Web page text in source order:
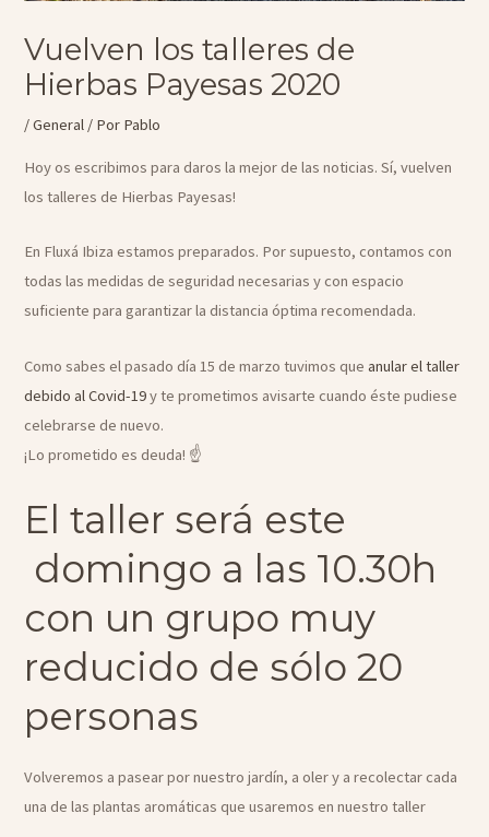
Vuelven los talleres de
Hierbas Payesas 2020
/General / Por Pablo
Hoy os escribimos para daros la mejor de las noticias. Sí, vuelven
los talleres de Hierbas Payesas!
En Fluxá Ibiza estamos preparados. Por supuesto, contamos con
todas las medidas de seguridad necesarias y con espacio
suficiente para garantizar la distancia óptima recomendada.
Como sabes el pasado día 15 de marzo tuvimos queanular el taller
debido al Covid-19y te prometimos avisarte cuando éste pudiese
celebrarse de nuevo.
¡Lo prometido es deuda! ☝
El taller será este
domingo a las 10.30h
con un grupo muy
reducido de sólo 20
personas
Volveremos a pasear por nuestro jardín, a oler y a recolectar cada
una de las plantas aromáticas que usaremos en nuestro taller